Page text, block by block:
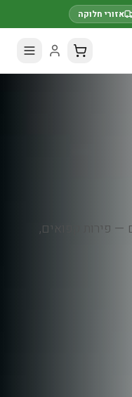
אזורי חלוקה
מותססים וחמוצים